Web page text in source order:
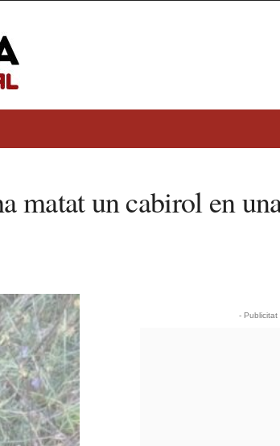
matat un cabirol en
- Publicitat